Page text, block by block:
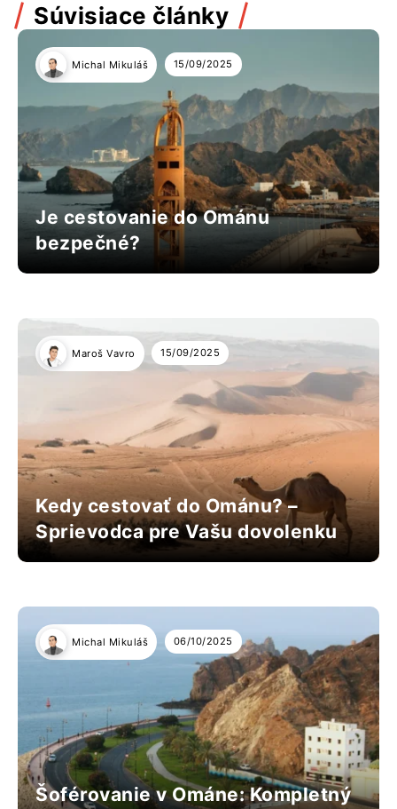
Súvisiace články
Michal Mikuláš 15/09/2025
Je cestovanie do Ománu
bezpečné?
Maroš Vavro 15/09/2025
Kedy cestovať do Ománu? –
Sprievodca pre Vašu dovolenku
Michal Mikuláš 06/10/2025
Šoférovanie v Ománe: Kompletný